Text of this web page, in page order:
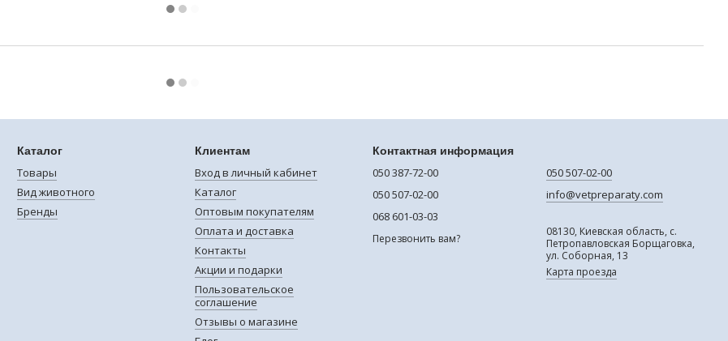
Каталог
Товары
Вид животного
Бренды
Клиентам
Вход в личный кабинет
Каталог
Оптовым покупателям
Оплата и доставка
Контакты
Акции и подарки
Пользовательское
соглашение
Отзывы о магазине
Контактная информация
050 387-72-00
050 507-02-00
068 601-03-03
Перезвонить вам?
050 507-02-00
info@vetpreparaty.com
08130, Киевская область, с.
Петропавловская Борщаговка,
ул. Соборная, 13
Карта проезда